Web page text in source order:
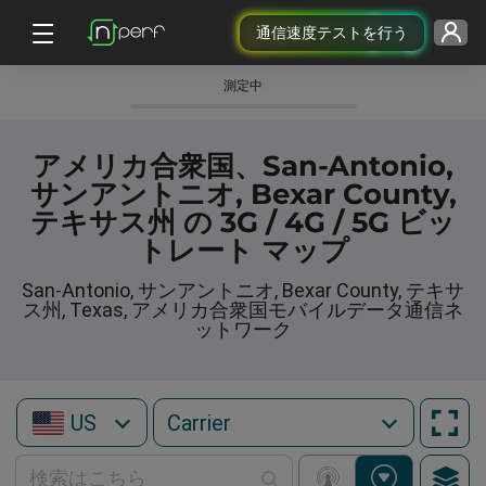
通信速度テストを行う
測定中
アメリカ合衆国、San-Antonio,
サンアントニオ, Bexar County,
テキサス州 の 3G / 4G / 5G ビッ
トレート マップ
San-Antonio, サンアントニオ, Bexar County, テキサ
ス州, Texas, アメリカ合衆国モバイルデータ通信ネ
ットワーク
US